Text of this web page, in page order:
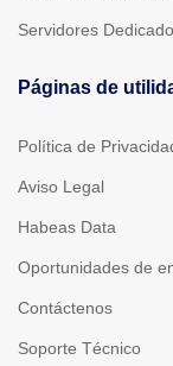
Servidores
Páginas de
Política de
Aviso Legal
Habeas Data
Oportunidades de
Contáctenos
Soporte Técnico